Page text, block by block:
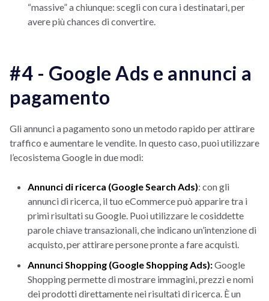
“massive” a chiunque: scegli con cura i destinatari, per
avere più chances di convertire.
#4 - Google Ads e annunci a
pagamento
Gli annunci a pagamento sono un metodo rapido per attirare
traffico e aumentare le vendite. In questo caso, puoi utilizzare
l’ecosistema Google in due modi:
Annunci di ricerca (Google Search Ads): con gli
annunci di ricerca, il tuo eCommerce può apparire tra i
primi risultati su Google. Puoi utilizzare le cosiddette
parole chiave transazionali, che indicano un’intenzione di
acquisto, per attirare persone pronte a fare acquisti.
Annunci Shopping (Google Shopping Ads):Google
Shopping permette di mostrare immagini, prezzi e nomi
dei prodotti direttamente nei risultati di ricerca. È un